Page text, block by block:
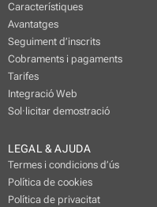
Característiques
Avantatges
Seguiment d’inscrits
Cobraments i pagaments
Tarifes
Integració Web
Sol·licitar demostració
LEGAL & AJUDA
Termes i condicions d’ús
Política de cookies
Política de privacitat